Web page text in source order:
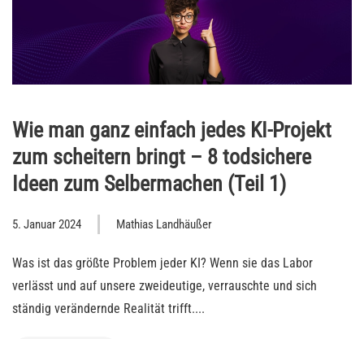
Wie man ganz einfach jedes KI-Projekt
zum scheitern bringt – 8 todsichere
Ideen zum Selbermachen (Teil 1)
5. Januar 2024 Mathias Landhäußer
Was ist das größte Problem jeder KI? Wenn sie das Labor
verlässt und auf unsere zweideutige, verrauschte und sich
ständig verändernde Realität trifft....